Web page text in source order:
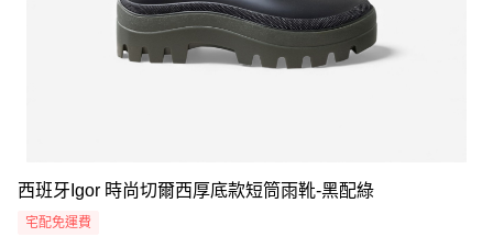
西班牙Igor 時尚切爾西厚底款短筒雨靴-黑配綠
宅配免運費